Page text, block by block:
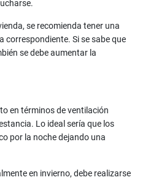
se recomienda tener una
correspondiente. Si se sabe que
se debe aumentar la
en términos de ventilación
Lo ideal sería que los
por la noche dejando una
en invierno, debe realizarse